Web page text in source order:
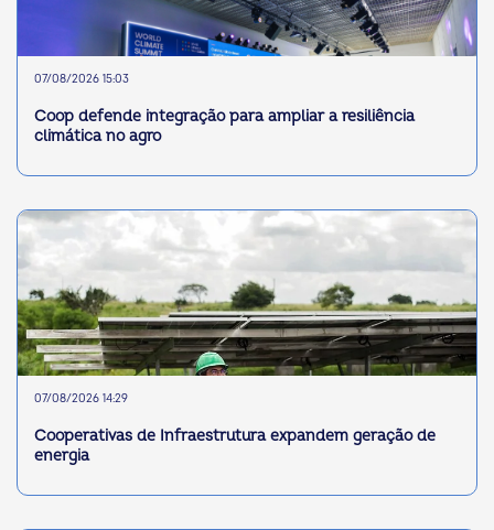
07/08/2026 15:03
Coop defende integração para ampliar a resiliência
climática no agro
07/08/2026 14:29
Cooperativas de Infraestrutura expandem geração de
energia